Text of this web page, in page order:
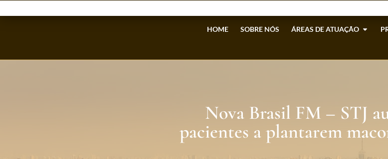
HOME SOBRE NÓS ÁREAS DE ATUAÇÃO
Nova Brasil FM – STJ
pacientes a plantarem